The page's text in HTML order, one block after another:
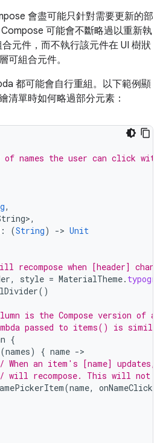
會盡可能只針對需要更新的部
可能會不斷略過以重新執
合元件，而不執行該元件在 UI 樹狀
可組合元件。
都可能會自行重組。以下範例顯
清單時如何略過部分元素：
names the user can click with
,
,
: (String) -> Unit
when [header]
, style = MaterialTheme.
()
is the Compose version of a
passed to items() is similar
{
(names) { name -
When an item's [name]
will recompose. This will not
(name, onNameClicked